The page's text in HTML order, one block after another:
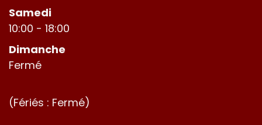
Samedi
10:00 - 18:00
Dimanche
Fermé
(Fériés : Fermé)